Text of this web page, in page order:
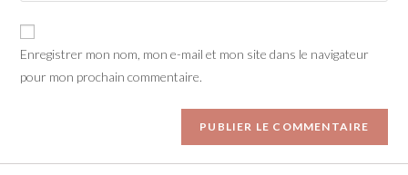
Enregistrer mon nom, mon e-mail et mon site dans le navigateur
pour mon prochain commentaire.